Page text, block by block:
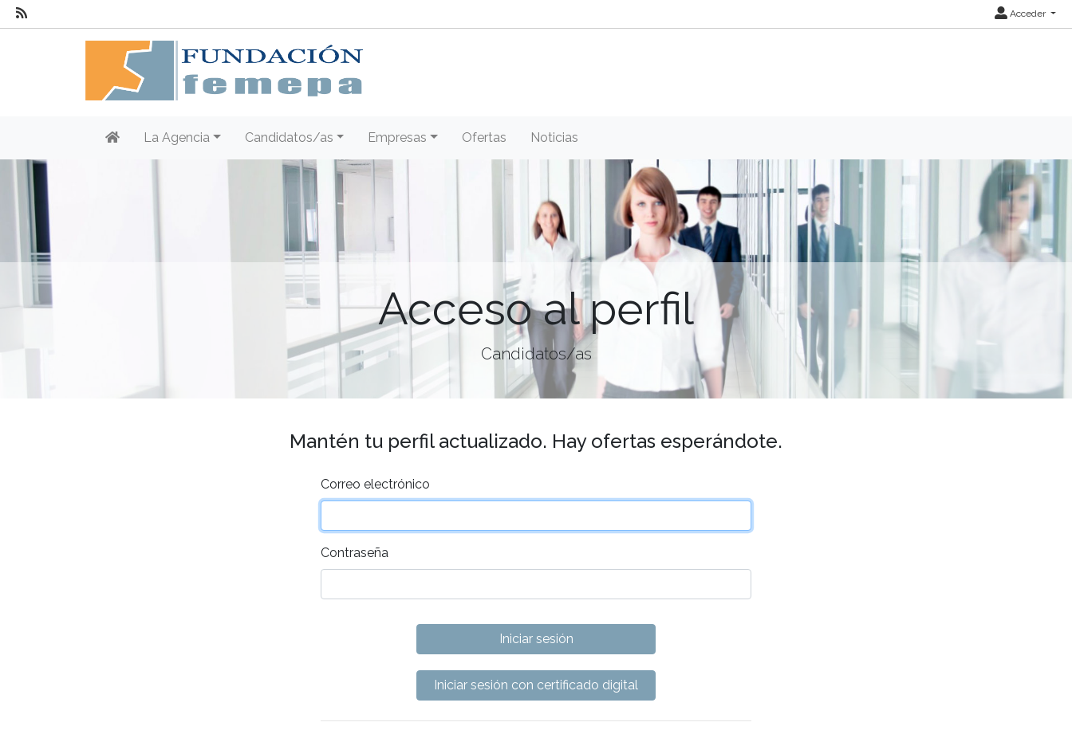
Acceder
La Agencia Candidatos/as Empresas Ofertas Noticias
Acceso al perfil
Candidatos/as
Mantén tu perfil actualizado. Hay ofertas esperándote.
Correo electrónico
Contraseña